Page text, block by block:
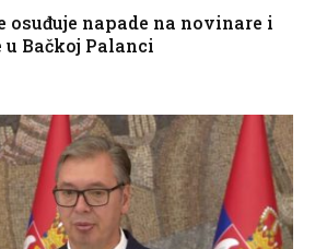
osuđuje napade na novinare i
Bačkoj Palanci